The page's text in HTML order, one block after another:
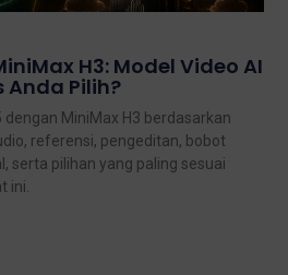
H3: Model Video AI
Anda Pilih?
dengan MiniMax H3 berdasarkan
referensi, pengeditan, bobot
serta pilihan yang paling sesuai
ini.